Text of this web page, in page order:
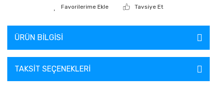
Tavsiye Et
ÜRÜN BILGISI
TAKSIT SEÇENEKLERI